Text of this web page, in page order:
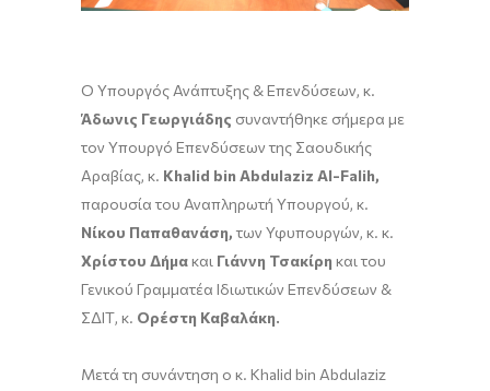
Ο Υπουργός Ανάπτυξης & Επενδύσεων, κ.
Άδωνις Γεωργιάδης συναντήθηκε σήμερα με
τον Υπουργό Επενδύσεων της Σαουδικής
Αραβίας, κ. Khalid bin Abdulaziz Al-Falih,
παρουσία του Αναπληρωτή Υπουργού, κ.
Νίκου Παπαθανάση, των Υφυπουργών, κ. κ.
Χρίστου Δήμακαι Γιάννη Τσακίρη και του
Γενικού Γραμματέα Ιδιωτικών Επενδύσεων &
ΣΔΙΤ, κ. Ορέστη Καβαλάκη.
Μετά τη συνάντηση ο κ. Khalid bin Abdulaziz